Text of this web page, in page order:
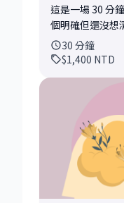
工作的真實樣貌
文化差異 - 單純
你一起想清楚下一步 **預約前的小建議**
這 15 分鐘更有
想一下： - 你
完整，只要帶
常就已經很夠了。 這場 Coffee Chat 的目
是幫你「規劃
對話裡，讓你
完之後，你覺
可以再考慮是
有，也完全沒
這是一場 30 分
個明確但還沒想
得理性分析與實
觸、想快速了解
正卡住的核心
項的利與弊 - 釐
比較不容易後悔」 我的建議會來自我在 區
創、Amazon，
包含轉職風險
取捨。 會前我
浪費，我會在會
30 分鐘
$1,400 NTD